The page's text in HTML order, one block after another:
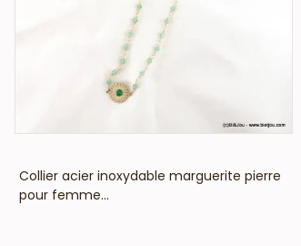
Collier acier inoxydable marguerite pierre
pour femme...